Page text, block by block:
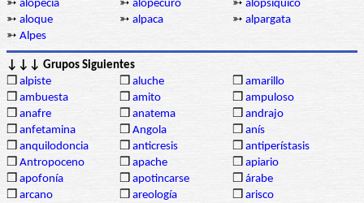
➳ alopecia ➳ alopecuro ➳ alopsíquico
➳ aloque ➳ alpaca ➳ alpargata
➳ Alpes
↓↓↓ Grupos Siguientes
❒ alpiste ❒ aluche ❒ amarillo
❒ ambuesta ❒ amito ❒ ampuloso
❒ anafre ❒ anatema ❒ andrajo
❒ anfetamina ❒ Angola ❒ anís
❒ anquilodoncia ❒ anticresis ❒ antiperístasis
❒ Antropoceno ❒ apache ❒ apiario
❒ apofonía ❒ apotincarse ❒ árabe
❒ arcano ❒ areología ❒ arisco